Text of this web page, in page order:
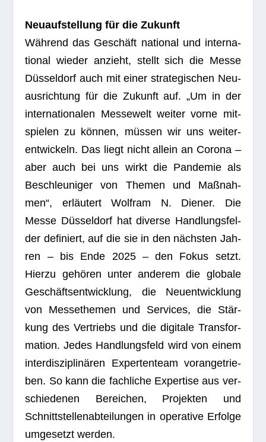
Neu­auf­stel­lung für die Zukunft
Wäh­rend das Geschäft natio­nal und inter­na­
tio­nal wie­der anzieht, stellt sich die Messe
Düs­sel­dorf auch mit einer stra­te­gi­schen Neu­
aus­rich­tung für die Zukunft auf. „Um in der
inter­na­tio­na­len Mes­se­welt wei­ter vorne mit­
spie­len zu kön­nen, müs­sen wir uns wei­ter­
ent­wi­ckeln. Das liegt nicht allein an Corona –
aber auch bei uns wirkt die Pan­de­mie als
Beschleu­ni­ger von The­men und Maß­nah­
men“, erläu­tert Wolf­ram N. Die­ner. Die
Messe Düs­sel­dorf hat diverse Hand­lungs­fel­
der defi­niert, auf die sie in den nächs­ten Jah­
ren – bis Ende 2025 – den Fokus setzt.
Hierzu gehö­ren unter ande­rem die glo­bale
Geschäfts­ent­wick­lung, die Neu­ent­wick­lung
von Mes­se­the­men und Ser­vices, die Stär­
kung des Ver­triebs und die digi­tale Trans­for­
ma­tion. Jedes Hand­lungs­feld wird von einem
inter­dis­zi­pli­nä­ren Exper­ten­team vor­an­ge­trie­
ben. So kann die fach­li­che Exper­tise aus ver­
schie­de­nen Berei­chen, Pro­jek­ten und
Schnitt­stel­len­ab­tei­lun­gen in ope­ra­tive Erfolge
umge­setzt werden.